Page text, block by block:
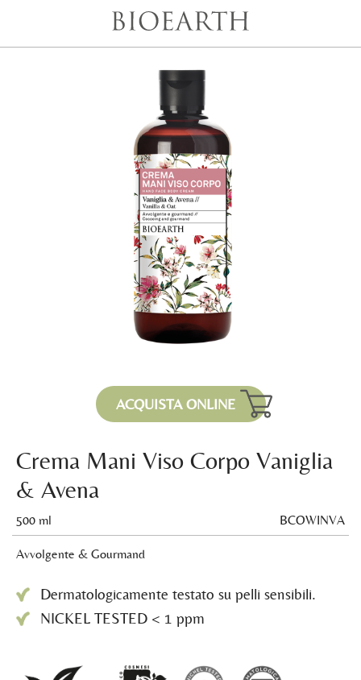
ACQUISTA ONLINE
Crema Mani Viso Corpo Vaniglia
& Avena
500 ml BCOWINVA
Avvolgente & Gourmand
Dermatologicamente testato su pelli sensibili.
NICKEL TESTED < 1 ppm